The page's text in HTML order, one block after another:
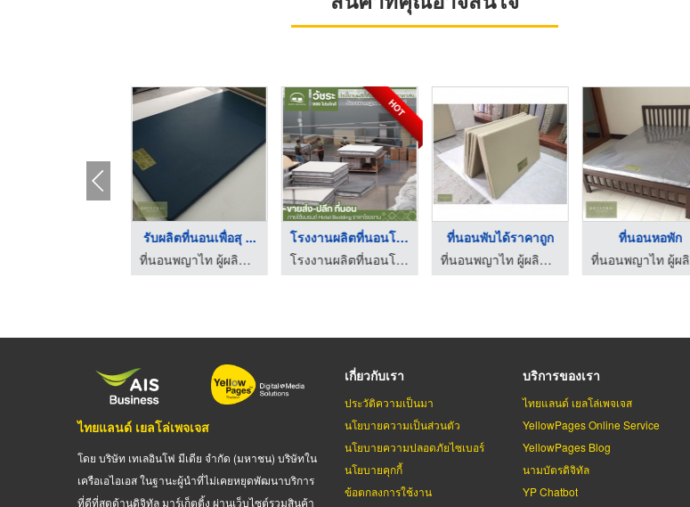
รับผลิตที่นอนเพื่อสุ ...
ที่นอนพญาไท ผู้ผลิตที่นอนขายส่ง-ปลีก
HOT
โรงงานผลิตที่นอนโรงแ ...
โรงงานผลิตที่นอนโรงแรม
ที่นอนพับได้ราคาถูก
ที่นอนพญาไท ผู้ผลิตที่นอนขายส่ง-ปลีก
ที่นอนหอพัก
ไทยแลนด์ เยลโล่เพจเจส
โดย บริษัท เทเลอินโฟ มีเดีย จำกัด (มหาชน) บริษัทใน
เครือเอไอเอส ในฐานะผู้นำที่ไม่เคยหยุดพัฒนาบริการ
ที่ดีที่สุดด้านดิจิทัล มาร์เก็ตติ้ง ผ่านเว็บไซต์รวมสินค้า
เกี่ยวกับเรา
ประวัติความเป็นมา
นโยบายความเป็นส่วนตัว
นโยบายความปลอดภัยไซเบอร์
นโยบายคุกกี้
ข้อตกลงการใช้งาน
บริการของเรา
ไทยแลนด์ เยลโล่เพจเจส
YellowPages Online Service
YellowPages Blog
นามบัตรดิจิทัล
YP Chatbot